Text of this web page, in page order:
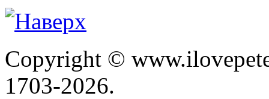
Copyright ©
1703-2026.